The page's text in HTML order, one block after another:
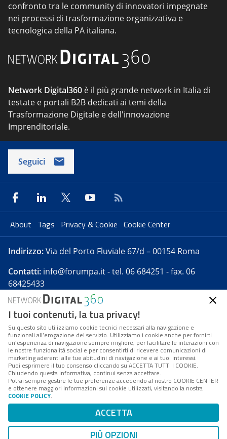
confronto tra le community di innovatori impegnate
nei processi di trasformazione organizzativa e
tecnologica della PA italiana.
Network Digital360 è il più grande network in Italia di
testate e portali B2B dedicati ai temi della
Trasformazione Digitale e dell'innovazione
Imprenditoriale.
Seguici
About Tags Privacy & Cookie Cookie Center
Indirizzo:Via del Porto Fluviale 67/d – 00154 Roma
Contatti: info@forumpa.it- tel. 06 684251 - fax. 06
68425433
Forumpa.itè una pubblicazione telematica iscritta
presso Registro della stampa del Tribunale di Roma -
Reg. n. 182 del 2 maggio 2008 - Direttore resp. Michela
Stentella
FPA s.r.l. è società soggetta a Direzione e
Coordinamento da parte di Digital360 S.p.A. - FPA s.r.l.
è un'azienda certificata per il sistema di management
Codice Fiscale/Partita IVA n. 10693191008 - R.E.A. Roma
n. 1249791. ISP AWS
Mappa del sito
I tuoi contenuti, la tua privacy!
Su questo sito utilizziamo cookie tecnici necessari alla navigazione e
funzionali all’erogazione del servizio. Utilizziamo i cookie anche per fornirti
un’esperienza di navigazione sempre migliore, per facilitare le interazioni con
le nostre funzionalità social e per consentirti di ricevere comunicazioni di
marketing aderenti alle tue abitudini di navigazione e ai tuoi interessi.
Puoi esprimere il tuo consenso cliccando su ACCETTA TUTTI I COOKIE.
Chiudendo questa informativa, continui senza accettare.
Potrai sempre gestire le tue preferenze accedendo al nostro COOKIE CENTER
e ottenere maggiori informazioni sui cookie utilizzati, visitando la nostra
COOKIE POLICY.
ACCETTA
PIÙ OPZIONI